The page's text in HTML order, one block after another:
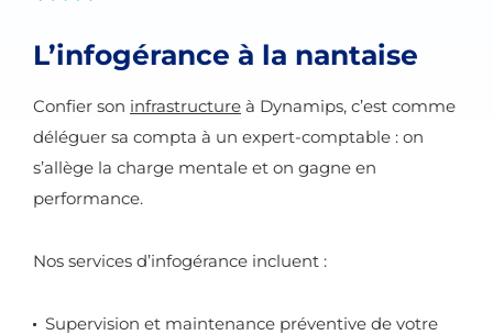
L’infogérance à la nantaise
Confier son infrastructure à Dynamips, c’est comme
déléguer sa compta à un expert-comptable : on
s’allège la charge mentale et on gagne en
performance.
Nos services d’infogérance incluent :
Supervision et maintenance préventive de votre